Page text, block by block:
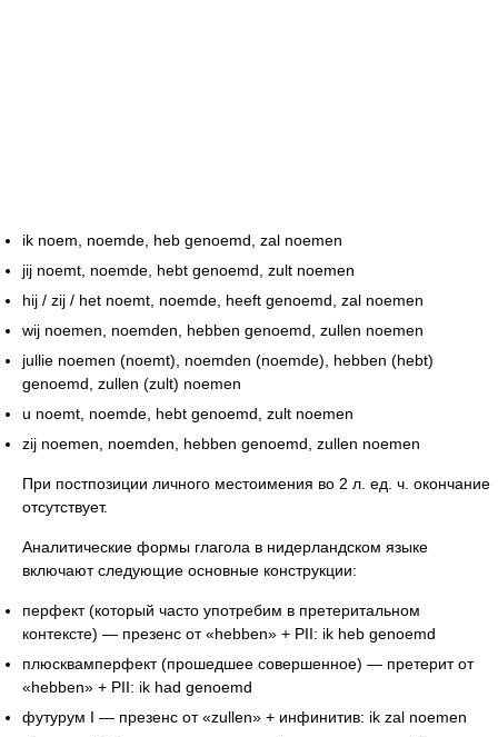
ik noem, noemde, heb genoemd, zal noemen
jij noemt, noemde, hebt genoemd, zult noemen
hij / zij / het noemt, noemde, heeft genoemd, zal noemen
wij noemen, noemden, hebben genoemd, zullen noemen
jullie noemen (noemt), noemden (noemde), hebben (hebt)
genoemd, zullen (zult) noemen
u noemt, noemde, hebt genoemd, zult noemen
zij noemen, noemden, hebben genoemd, zullen noemen
При постпозиции личного местоимения во 2 л. ед. ч. окончание
отсутствует.
Аналитические формы глагола в нидерландском языке
включают следующие основные конструкции:
перфект (который часто употребим в претеритальном
контексте) — презенс от «hebben» + PII: ik heb genoemd
плюсквамперфект (прошедшее совершенное) — претерит от
«hebben» + PII: ik had genoemd
футурум I — презенс от «zullen» + инфинитив: ik zal noemen